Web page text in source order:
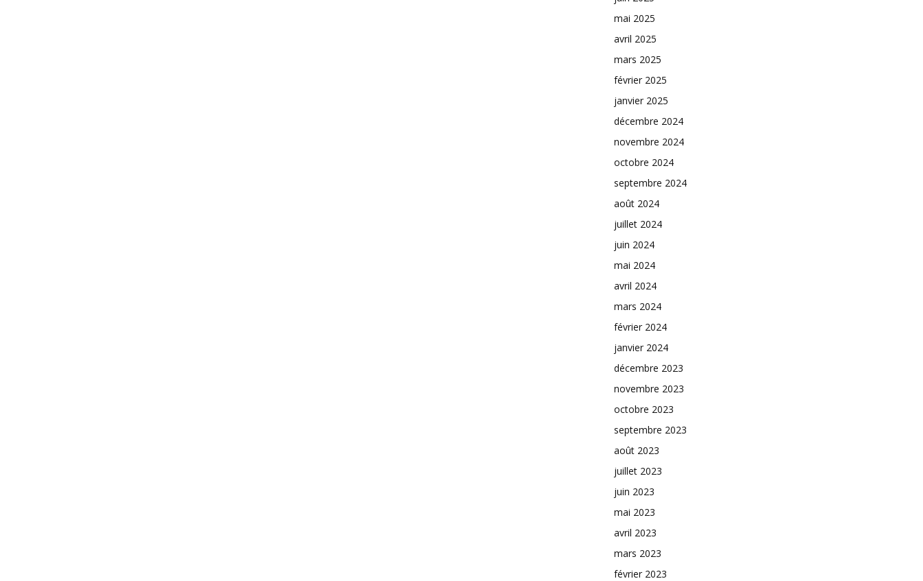
mai 2025
avril 2025
mars 2025
février 2025
janvier 2025
décembre 2024
novembre 2024
octobre 2024
septembre 2024
août 2024
juillet 2024
juin 2024
mai 2024
avril 2024
mars 2024
février 2024
janvier 2024
décembre 2023
novembre 2023
octobre 2023
septembre 2023
août 2023
juillet 2023
juin 2023
mai 2023
avril 2023
mars 2023
février 2023